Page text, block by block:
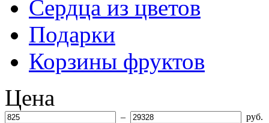
Сердца из цветов
Подарки
Корзины фруктов
Цена
– руб.